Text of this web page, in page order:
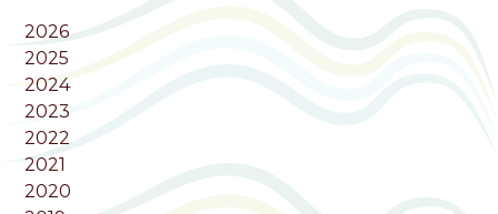
2026
2025
2024
2023
2022
2021
2020